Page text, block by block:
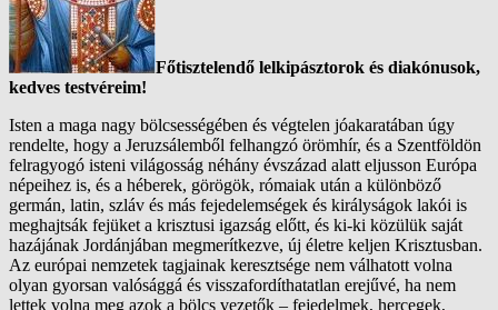
Főtisztelendő lelkipásztorok és diakónusok,
kedves testvéreim!
Isten a maga nagy bölcsességében és végtelen jóakaratában úgy
rendelte, hogy a Jeruzsálemből felhangzó örömhír, és a Szentföldön
felragyogó isteni világosság néhány évszázad alatt eljusson Európa
népeihez is, és a héberek, görögök, rómaiak után a különböző
germán, latin, szláv és más fejedelemségek és királyságok lakói is
meghajtsák fejüket a krisztusi igazság előtt, és ki-ki közülük saját
hazájának Jordánjában megmerítkezve, új életre keljen Krisztusban.
Az európai nemzetek tagjainak keresztsége nem válhatott volna
olyan gyorsan valósággá és visszafordíthatatlan erejűvé, ha nem
lettek volna meg azok a bölcs vezetők – fejedelmek, hercegek,